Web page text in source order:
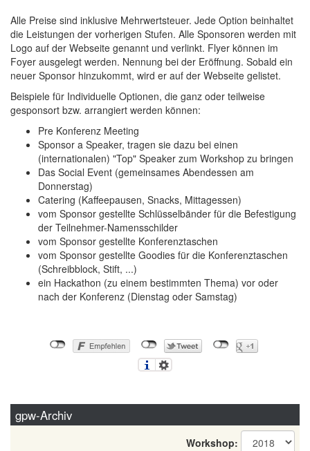
Alle Preise sind inklusive Mehrwertsteuer. Jede Option beinhaltet
die Leistungen der vorherigen Stufen. Alle Sponsoren werden mit
Logo auf der Webseite genannt und verlinkt. Flyer können im
Foyer ausgelegt werden. Nennung bei der Eröffnung. Sobald ein
neuer Sponsor hinzukommt, wird er auf der Webseite gelistet.
Beispiele für Individuelle Optionen, die ganz oder teilweise
gesponsort bzw. arrangiert werden können:
Pre Konferenz Meeting
Sponsor a Speaker, tragen sie dazu bei einen
(internationalen) "Top" Speaker zum Workshop zu bringen
Das Social Event (gemeinsames Abendessen am
Donnerstag)
Catering (Kaffeepausen, Snacks, Mittagessen)
vom Sponsor gestellte Schlüsselbänder für die Befestigung
der Teilnehmer-Namensschilder
vom Sponsor gestellte Konferenztaschen
vom Sponsor gestellte Goodies für die Konferenztaschen
(Schreibblock, Stift, ...)
ein Hackathon (zu einem bestimmten Thema) vor oder
nach der Konferenz (Dienstag oder Samstag)
gpw-Archiv
Workshop: